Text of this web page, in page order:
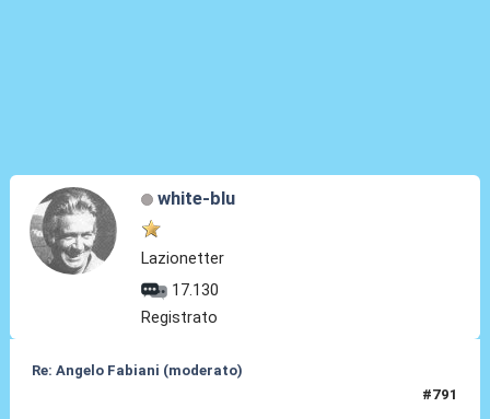
white-blu
Lazionetter
17.130
Registrato
Re: Angelo Fabiani (moderato)
#791